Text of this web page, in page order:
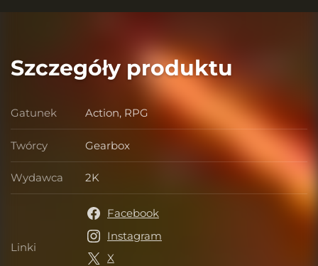
Szczegóły produktu
Gatunek Gatunek
Action, RPG
Twórcy Twórcy
Gearbox
Wydawca Wydawca
2K
Linki Linki
Facebook
Instagram
X